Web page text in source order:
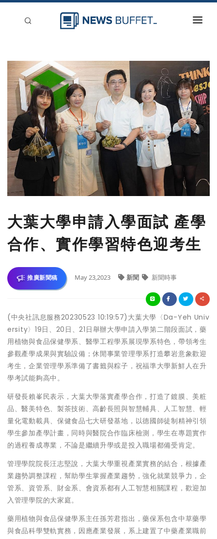
新聞稿分類
登入
刊登
大葉大學申請入學面試 產學
合作、實作學習特色迎考生
推廣新聞稿 May 23,2023 新聞 新聞時事
(中央社訊息服務20230523 10:19:57)大葉大學〈Da-Yeh Univ
ersity〉19日、20日、21日舉辦大學申請入學第二階段面試，藥
用植物與食品保健學系、醫學工程學系展現學系特色，帶領考生
參觀產學成果與實驗設備；休閒事業管理學系打造攀岩意象歡迎
考生，企業管理學系準備了書籤與粽子，祝福準大學新鮮人在升
學考試能夠高中。
研發長賴峯民表示，大葉大學落實產學合作，打造了鍍膜、美粧
品、醫美特色、製茶技術、高齡長照與智慧輔具、人工智慧、輕
量化電動載具、保健食品七大研發基地，以德國師徒制精神引領
學生參加產學計畫，同時與醫院合作臨床檢測，學生在專題實作
的過程養成專業，不論是繼續升學或是投入職場都備受肯定。
管理學院院長汪志堅說，大葉大學重視產業實務的結合，根據產
業趨勢調整課程，幫助學生掌握產業趨勢，強化就業競爭力，企
管系、資管系、財金系、會資系都有人工智慧相關課程，歡迎加
入管理學院的大家庭。
藥用植物與食品保健學系主任孫芳君指出，藥保系包含中草藥學
與食品科學雙軌實務，因應產業發展，系上建置了中藥產業職前